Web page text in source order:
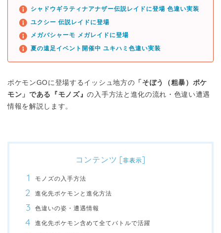
シャドウギラティナアナザー伝説レイドに登場 色違い実装
ユクシー 伝説レイドに登場
メガバシャーモ メガレイドに登場
夏の遠足イベント開催中 ユキハミ色違い実装
ポケモンGOに登場するイッシュ地方の 「そぼう（粗暴）ポケ
モン」である『モノズ』の入手方法と進化の流れ・色違い遭遇
情報を解説します。
コンテンツ [非表示]
モノズの入手方法
進化先ポケモンと進化方法
色違いの姿・遭遇情報
進化先ポケモン含めて全てバトルで活躍